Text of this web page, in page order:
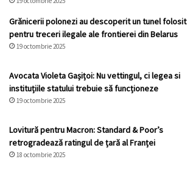
Grănicerii polonezi au descoperit un tunel folosit
pentru treceri ilegale ale frontierei din Belarus
19 octombrie 2025
Avocata Violeta Gașițoi: Nu vettingul, ci legea si
instituțiile statului trebuie să funcționeze
19 octombrie 2025
Lovitură pentru Macron: Standard & Poor’s
retrogradează ratingul de țară al Franței
18 octombrie 2025